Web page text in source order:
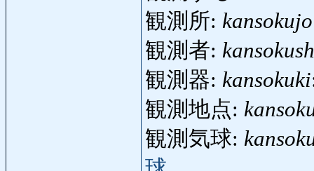
観測所: kansokujo
観測者:
観測器: kansokuki
観測地点:
観測気球: